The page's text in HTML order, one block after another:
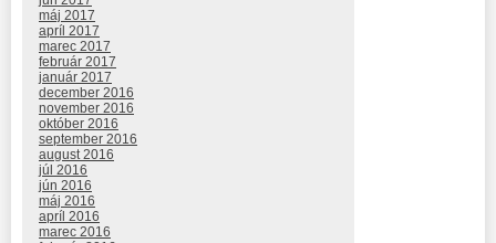
máj 2017
apríl 2017
marec 2017
február 2017
január 2017
december 2016
november 2016
október 2016
september 2016
august 2016
júl 2016
jún 2016
máj 2016
apríl 2016
marec 2016